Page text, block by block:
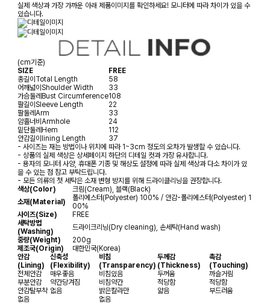
실제 색상과 가장 가까운 아래 제품이미지를 확인하세요! 모니터에 따라 차이가 있을 수
있습니다.
(cm기준)
SIZE
FREE
총길이Total Length
58
어깨넓이Shoulder Width
33
가슴둘레Bust Circumference108
팔길이Sleeve Length
22
팔둘레Arm
33
암홀너비Armhole
24
밑단둘레Hem
112
안감길이lining Length
37
- 사이즈는 재는 방법이나 위치에 따라 1~3cm 정도의 오차가 발생할 수 있습니다.
- 상품의 실제 색상은 상세페이지 하단의 디테일 컷과 가장 유사합니다.
- 용자의 모니터 사양, 휴대폰 기종 및 해상도 설정에 따라 실제 색상과 다소 차이가 있
을 수 있는 점 참고 부탁드립니다.
- 모든 의류의 첫 세탁은 소재 변형 방지를 위해 드라이클리닝을 권장합니다.
색상(Color)
크림(Cream), 블랙(Black)
소재(Material)
폴리에스터(Polyester) 100% / 안감-폴리에스터(Polyester) 1
00%
사이즈(Size)
FREE
세탁방법
(Washing)
드라이크리닝(Dry cleaning), 손세탁(Hand wash)
중량(Weight)
200g
제조국(Origin)
대한민국(Korea)
안감
(Lining)
신축성
(Flexibility)
비침
(Transparency)
두께감
(Thickness)
촉감
(Touching)
전체안감
매우좋음 비침있음 두꺼움
까슬거림
부분안감
약간당겨짐 비침약간 적당함
적당함
안감탈부착 없음 밝은칼라만 얇음
부드러움
없음
없음